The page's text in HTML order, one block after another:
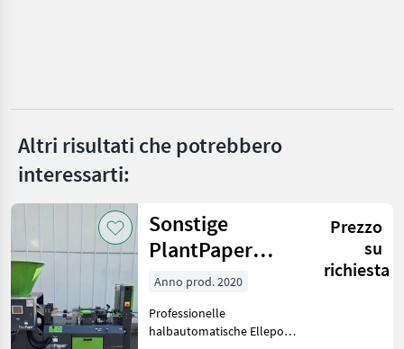
Braun
tutti 8
MARKETPLACE
Offerte dei
rivenditori
Annunci
Altri risultati che potrebbero
interessarti:
Sonstige
PlantPaper
Semi-Automatic
Prezzo
su
richiesta
Anno prod. 2020
Professionelle
halbautomatische Ellepot